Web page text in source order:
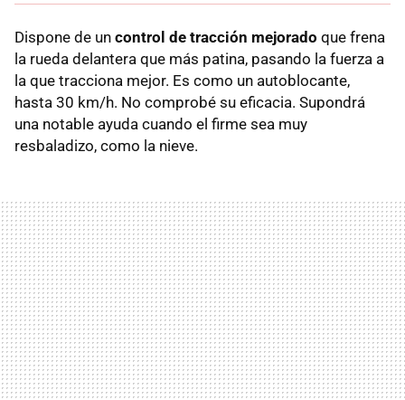
Dispone de un control de tracción mejorado que frena
la rueda delantera que más patina, pasando la fuerza a
la que tracciona mejor. Es como un autoblocante,
hasta 30 km/h. No comprobé su eficacia. Supondrá
una notable ayuda cuando el firme sea muy
resbaladizo, como la nieve.